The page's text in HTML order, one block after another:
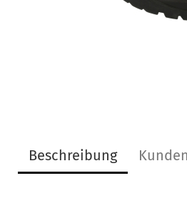
Beschreibung